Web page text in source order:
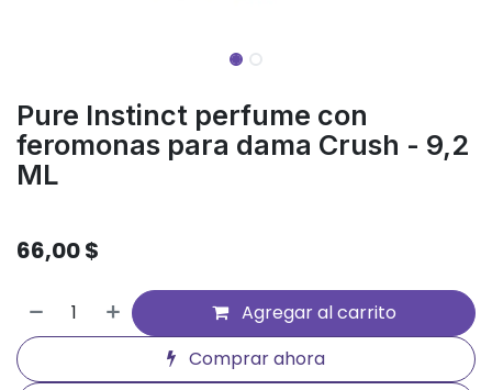
Pure Instinct perfume con
feromonas para dama Crush - 9,2
ML
66,00$
Agregar al carrito
Comprar ahora